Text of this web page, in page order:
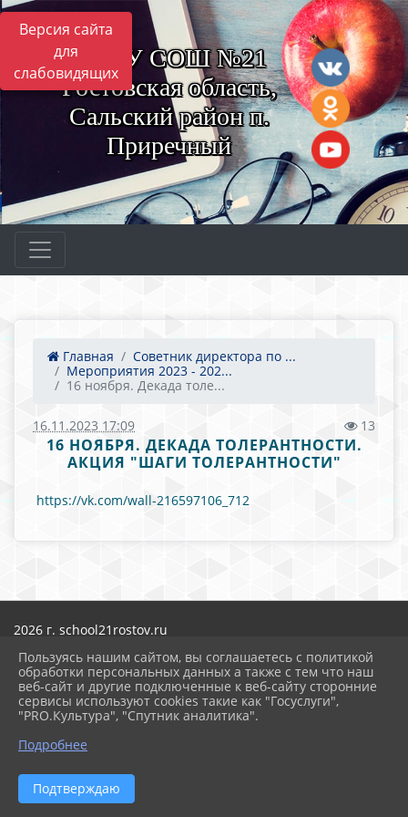
Версия сайта
для
слабовидящих
МБОУ СОШ №21
Ростовская область,
Сальский район п.
Приречный
Главная
Советник директора по ...
Мероприятия 2023 - 202...
16 ноября. Декада толе...
16.11.2023 17:09 13
16 НОЯБРЯ. ДЕКАДА ТОЛЕРАНТНОСТИ.
АКЦИЯ "ШАГИ ТОЛЕРАНТНОСТИ"
https://vk.com/wall-216597106_712
2026 г. school21rostov.ru
Карта сайта
Политика обработки персональных данных
Сделано на KubCMS
Разработка и поддержка
Пользуясь нашим сайтом, вы соглашаетесь с политикой
обработки персональных данных а также с тем что наш
веб-сайт и другие подключенные к веб-сайту сторонние
сервисы используют cookies такие как "Госуслуги",
"PRO.Культура", "Спутник аналитика".
Подробнее
Подтверждаю